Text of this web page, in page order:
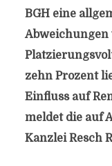
BGH eine
Abweichungen
zehn Prozent
Einfluss auf
meldet die auf
Kanzlei Resch